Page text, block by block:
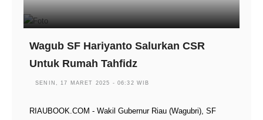
Wagub SF Hariyanto Salurkan CSR
Untuk Rumah Tahfidz
SENIN, 17 MARET 2025 - 06:32 WIB
RIAUBOOK.COM - Wakil Gubernur Riau (Wagubri), SF